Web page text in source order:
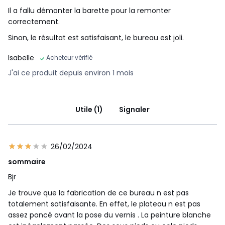
Il a fallu démonter la barette pour la remonter
correctement.
Sinon, le résultat est satisfaisant, le bureau est joli.
Isabelle
Acheteur vérifié
J'ai ce produit depuis environ 1 mois
Utile (1) Signaler
26/02/2024
sommaire
Bjr
Je trouve que la fabrication de ce bureau n est pas
totalement satisfaisante. En effet, le plateau n est pas
assez poncé avant la pose du vernis . La peinture blanche